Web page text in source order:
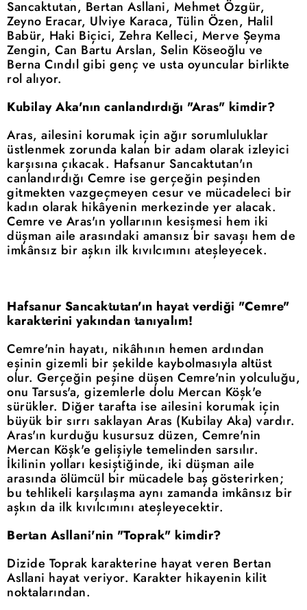
Sancaktutan, Bertan Asllani, Mehmet Özgür,
Zeyno Eracar, Ulviye Karaca, Tülin Özen, Halil
Babür, Haki Biçici, Zehra Kelleci, Merve Şeyma
Zengin, Can Bartu Arslan, Selin Köseoğlu ve
Berna Cındıl gibi genç ve usta oyuncular birlikte
rol alıyor.
Kubilay Aka'nın canlandırdığı "Aras" kimdir?
Aras, ailesini korumak için ağır sorumluluklar
üstlenmek zorunda kalan bir adam olarak izleyici
karşısına çıkacak. Hafsanur Sancaktutan'ın
canlandırdığı Cemre ise gerçeğin peşinden
gitmekten vazgeçmeyen cesur ve mücadeleci bir
kadın olarak hikâyenin merkezinde yer alacak.
Cemre ve Aras'ın yollarının kesişmesi hem iki
düşman aile arasındaki amansız bir savaşı hem de
imkânsız bir aşkın ilk kıvılcımını ateşleyecek.
Hafsanur Sancaktutan'ın hayat verdiği "Cemre"
karakterini yakından tanıyalım!
Cemre'nin hayatı, nikâhının hemen ardından
eşinin gizemli bir şekilde kaybolmasıyla altüst
olur. Gerçeğin peşine düşen Cemre'nin yolculuğu,
onu Tarsus'a, gizemlerle dolu Mercan Köşk'e
sürükler. Diğer tarafta ise ailesini korumak için
büyük bir sırrı saklayan Aras (Kubilay Aka) vardır.
Aras'ın kurduğu kusursuz düzen, Cemre'nin
Mercan Köşk'e gelişiyle temelinden sarsılır.
İkilinin yolları kesiştiğinde, iki düşman aile
arasında ölümcül bir mücadele baş gösterirken;
bu tehlikeli karşılaşma aynı zamanda imkânsız bir
aşkın da ilk kıvılcımını ateşleyecektir.
Bertan Asllani'nin "Toprak" kimdir?
Dizide Toprak karakterine hayat veren Bertan
Asllani hayat veriyor. Karakter hikayenin kilit
noktalarından.